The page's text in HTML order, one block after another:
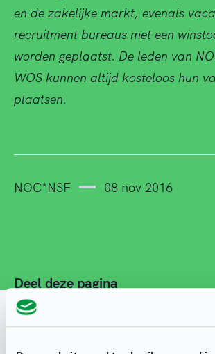
en de zakelijke markt, evenals
recruitment bureaus met een
worden geplaatst. De leden van
WOS kunnen altijd kosteloos hun
plaatsen.
NOC*NSF 08 nov 2016
Deel deze pagina